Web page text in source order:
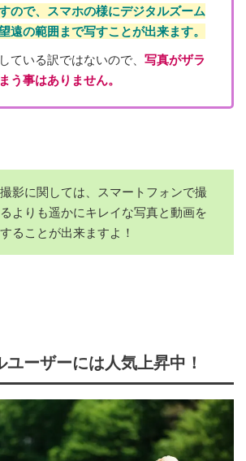
ので、スマホの様にデジタルズーム
遠の範囲まで写すことが出来ます。
ている訳ではないので、 写真がザラ
う事はありません。
影に関しては、スマートフォンで撮
よりも遥かにキレイな写真と動画を
ることが出来ますよ！
ユーザーには人気上昇中！